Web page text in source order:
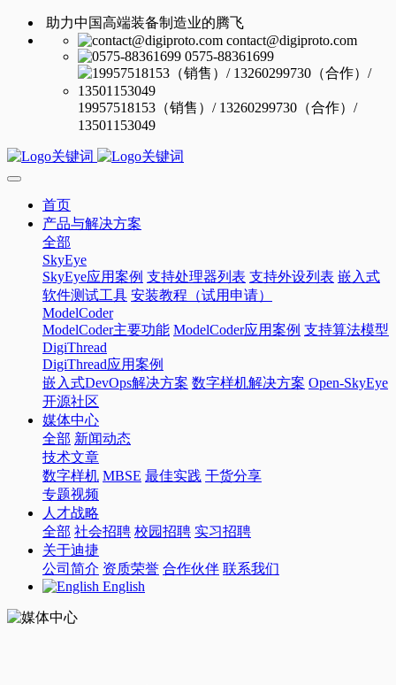
助力中国高端装备制造业的腾飞
contact@digiproto.com
0575-88361699
19957518153（销售）/ 13260299730（合作）/
13501153049
首页
产品与解决方案
全部
SkyEye
SkyEye应用案例 支持处理器列表 支持外设列表 嵌入式
软件测试工具 安装教程（试用申请）
ModelCoder
ModelCoder主要功能 ModelCoder应用案例 支持算法模型
DigiThread
DigiThread应用案例
嵌入式DevOps解决方案 数字样机解决方案 Open-SkyEye
开源社区
媒体中心
全部 新闻动态
技术文章
数字样机 MBSE 最佳实践 干货分享
专题视频
人才战略
全部 社会招聘 校园招聘 实习招聘
关于迪捷
公司简介 资质荣誉 合作伙伴 联系我们
English